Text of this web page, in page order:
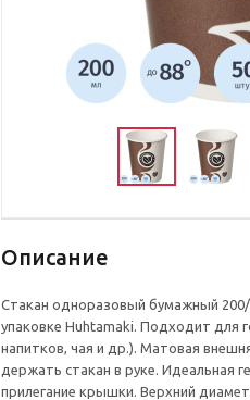
Описание
Стакан одноразовый бумажный
упаковке Huhtamaki. Подходит для
напитков, чая и др.). Матовая
держать стакан в руке. Идеальная
прилегание крышки. Верхний